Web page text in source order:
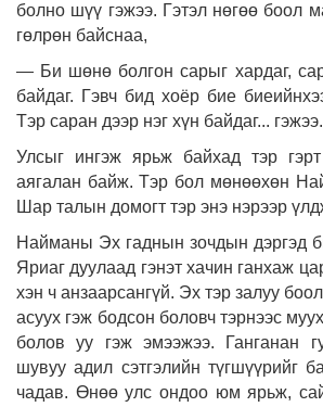
болно шүү гэжээ. Гэтэл нөгөө боол
гөлрөн байснаа,
— Би шөнө болгон сарыг хардаг,
байдаг. Гэвч бид хоёр бие
Тэр саран дээр нэг хүн байдаг... гэжээ.
Улсыг ингэж ярьж байхад тэр
аягалан байж. Тэр бол мөнөөхөн
Шар талын домогт тэр энэ нэрээр
Найманы Эх гаднын зочдын дэргэд
Яриаг дуулаад гэнэт хачин ганхаж
хэн ч анзаарсангүй. Эх тэр залуу
асуух гэж бодсон боловч тэрнээс
болов уу гэж эмээжээ. Ганганан
шувуу адил сэтгэлийн түгшүүрийг
чадав. Өнөө улс ондоо юм ярьж,